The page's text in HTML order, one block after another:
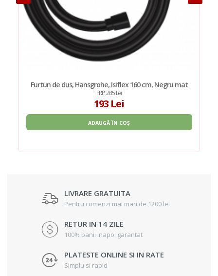
Furtun de dus, Hansgrohe, Isiflex 160 cm, Negru mat
PRP: 285 Lei
193 Lei
ADAUGĂ ÎN COȘ
LIVRARE GRATUITA
Pentru comenzi mai mari de 1200 lei
RETUR IN 14 ZILE
100% banii inapoi garantat
PLATESTE ONLINE SI IN RATE
Simplu si rapid